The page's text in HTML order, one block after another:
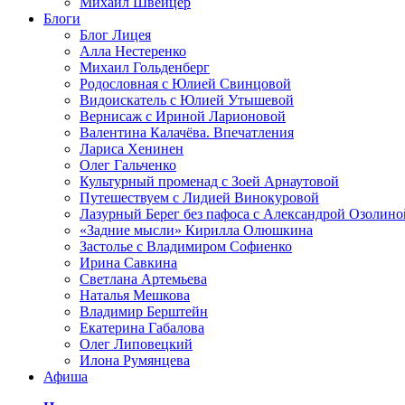
Блоги
Блог Лицея
Алла Нестеренко
Михаил Гольденберг
Родословная с Юлией Свинцовой
Видоискатель с Юлией Утышевой
Вернисаж с Ириной Ларионовой
Валентина Калачёва. Впечатления
Лариса Хенинен
Олег Гальченко
Культурный променад с Зоей Арнаутовой
Путешествуем с Лидией Винокуровой
Лазурный Берег без пафоса с Александрой
«Задние мысли» Кирилла Олюшкина
Застолье с Владимиром Софиенко
Ирина Савкина
Светлана Артемьева
Наталья Мешкова
Владимир Берштейн
Екатерина Габалова
Олег Липовецкий
Илона Румянцева
Афиша